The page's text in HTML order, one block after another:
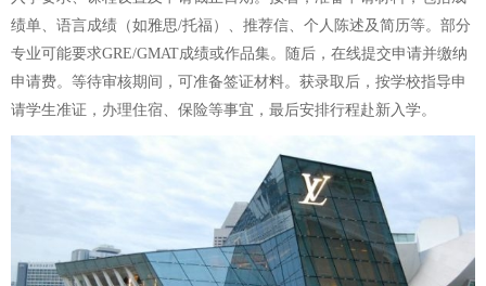
绩单、语言成绩（如雅思/托福）、推荐信、个人陈述及简历等。部分
专业可能要求GRE/GMAT成绩或作品集。随后，在线提交申请并缴纳
申请费。等待审核期间，可准备签证材料。获录取后，按学校指导申
请学生准证，办理住宿、保险等事宜，最后安排行程赴新入学。